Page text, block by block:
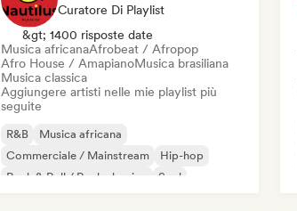
Curatore Di Playlist
&gt; 1400 risposte date
Musica africanaAfrobeat / Afropop
Afro House / AmapianoMusica brasiliana
Musica classica
Aggiungere artisti nelle mie playlist più
seguite
R&B
Musica africana
Commerciale / Mainstream
Hip-hop
Rock & Roll / Rock classico
Soul